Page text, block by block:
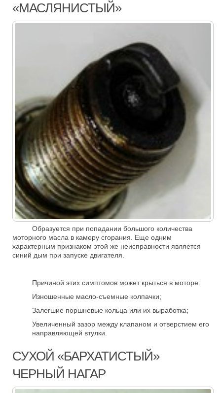
«МАСЛЯНИСТЫЙ»
Образуется при попадании большого количества
моторного масла в камеру сгорания. Еще одним
характерным признаком этой же неисправности является
синий дым при запуске двигателя.
Причиной этих симптомов может крыться в моторе:
Изношенные масло-съемные колпачки;
Залегшие поршневые кольца или их выработка;
Увеличенный зазор между клапаном и отверстием его
направляющей втулки.
СУХОЙ «БАРХАТИСТЫЙ»
ЧЕРНЫЙ НАГАР